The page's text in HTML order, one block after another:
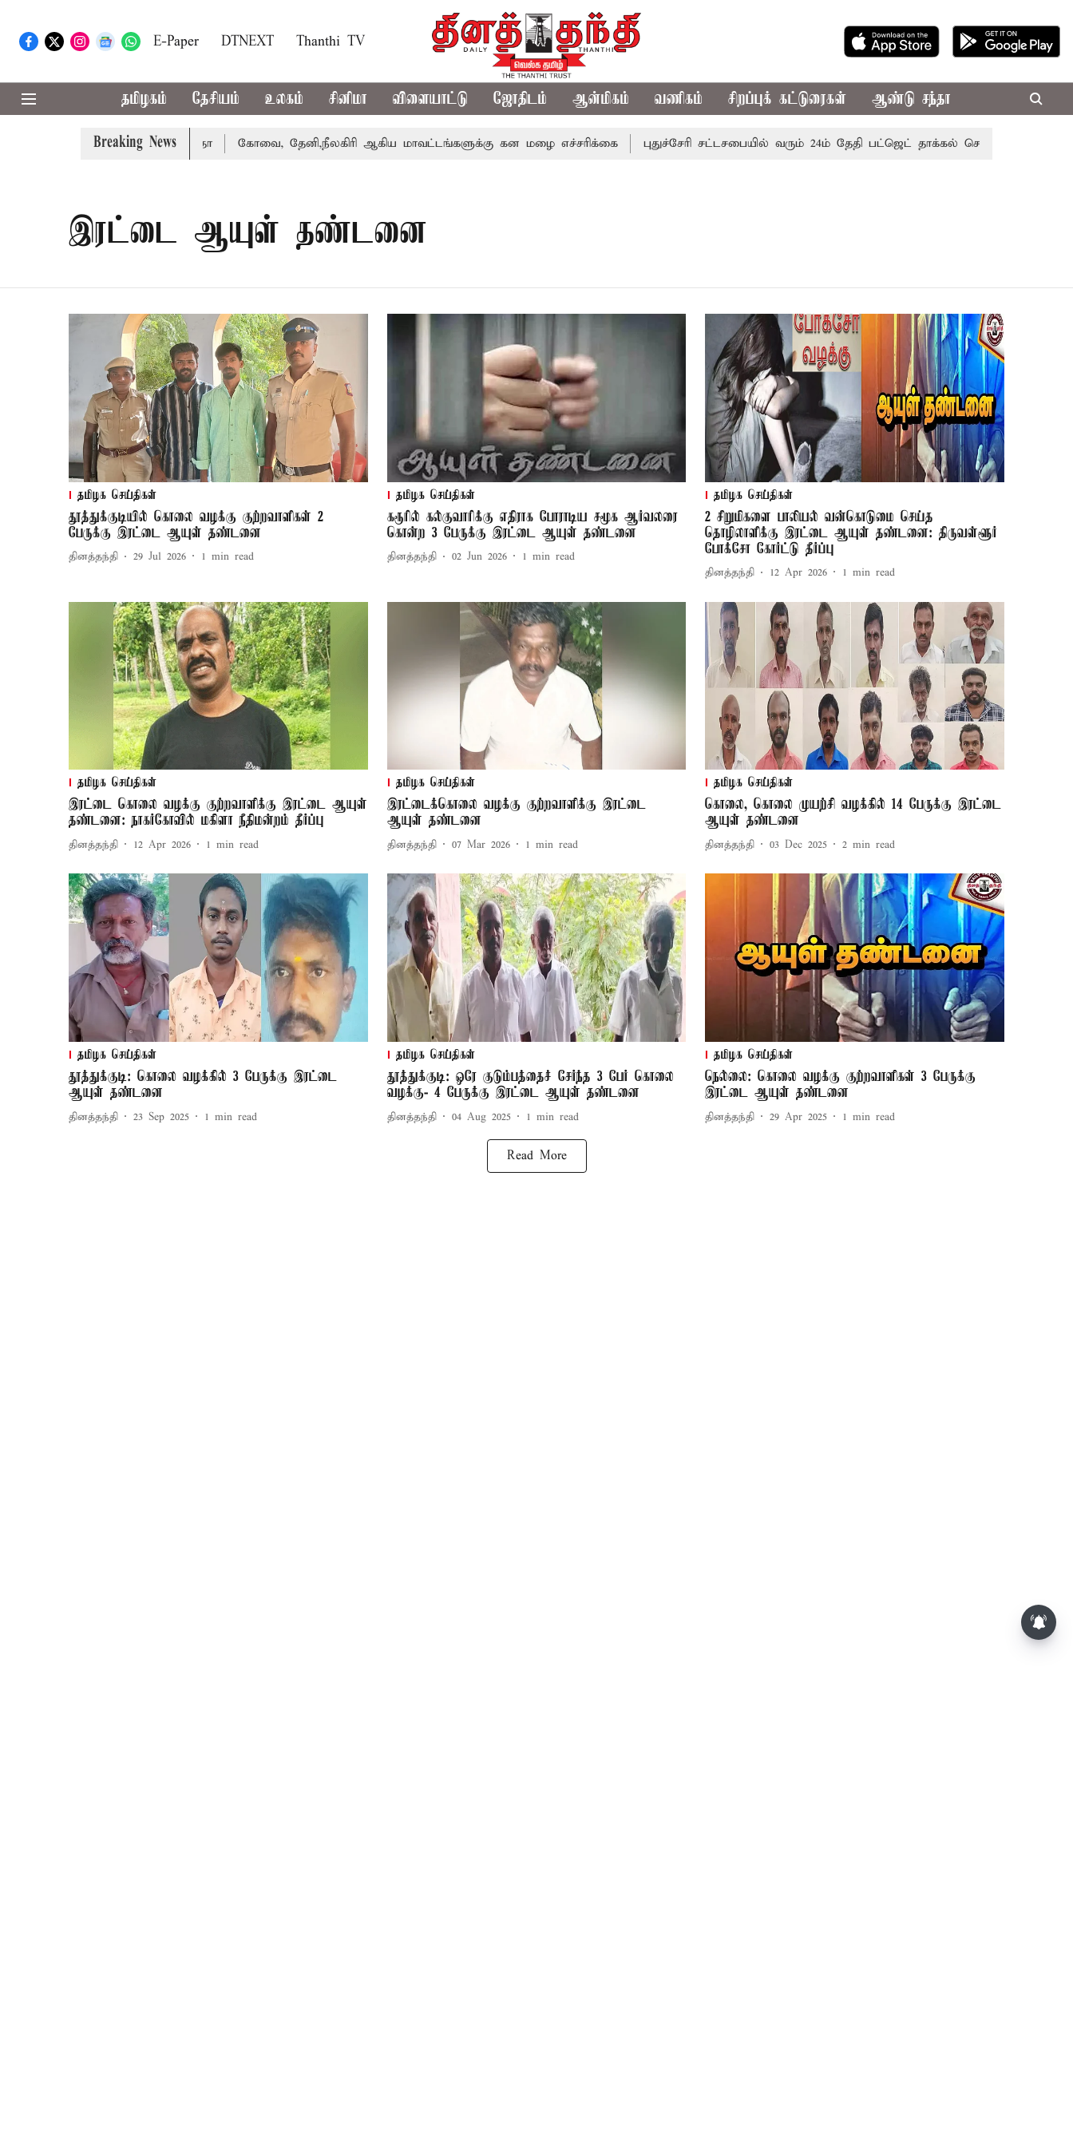
E-Paper DTNEXT Thanthi TV
தமிழகம் தேசியம் உலகம் சினிமா விளையாட்டு ஜோதிடம் ஆன்மிகம் வணிகம் சிறப்புக் கட்டுரைகள் ஆண்டு சந்தா
Breaking News
வழக்கை வாபஸ் பெற்றார் சங்கீதா கோவை, தேனி,நீலகிரி ஆகிய மாவட்டங்களுக்கு கன மழை எச்சரிக்கை புதுச்சேரி சட்டசபையில் வரும் 24ம் தேதி பட்ஜெட் தாக்கல் செய்கிறார் முதல்-
இரட்டை ஆயுள் தண்டனை
தமிழக செய்திகள்
தூத்துக்குடியில் கொலை வழக்கு குற்றவாளிகள் 2
பேருக்கு இரட்டை ஆயுள் தண்டனை
தினத்தந்தி 29 Jul 2026 1 min read
தமிழக செய்திகள்
கரூரில் கல்குவாரிக்கு எதிராக போராடிய சமூக ஆர்வலரை
கொன்ற 3 பேருக்கு இரட்டை ஆயுள் தண்டனை
தினத்தந்தி 02 Jun 2026 1 min read
தமிழக செய்திகள்
2 சிறுமிகளை பாலியல் வன்கொடுமை செய்த
தொழிலாளிக்கு இரட்டை ஆயுள் தண்டனை: திருவள்ளூர்
போக்சோ கோர்ட்டு தீர்ப்பு
தினத்தந்தி 12 Apr 2026 1 min read
தமிழக செய்திகள்
இரட்டை கொலை வழக்கு குற்றவாளிக்கு இரட்டை ஆயுள்
தண்டனை: நாகர்கோவில் மகிளா நீதிமன்றம் தீர்ப்பு
தினத்தந்தி 12 Apr 2026 1 min read
தமிழக செய்திகள்
இரட்டைக்கொலை வழக்கு குற்றவாளிக்கு இரட்டை
ஆயுள் தண்டனை
தினத்தந்தி 07 Mar 2026 1 min read
தமிழக செய்திகள்
கொலை, கொலை முயற்சி வழக்கில் 14 பேருக்கு இரட்டை
ஆயுள் தண்டனை
தினத்தந்தி 03 Dec 2025 2 min read
தமிழக செய்திகள்
தூத்துக்குடி: கொலை வழக்கில் 3 பேருக்கு இரட்டை
ஆயுள் தண்டனை
தினத்தந்தி 23 Sep 2025 1 min read
தமிழக செய்திகள்
தூத்துக்குடி: ஒரே குடும்பத்தைச் சேர்ந்த 3 பேர் கொலை
வழக்கு- 4 பேருக்கு இரட்டை ஆயுள் தண்டனை
தினத்தந்தி 04 Aug 2025 1 min read
தமிழக செய்திகள்
நெல்லை: கொலை வழக்கு குற்றவாளிகள் 3 பேருக்கு
இரட்டை ஆயுள் தண்டனை
தினத்தந்தி 29 Apr 2025 1 min read
Read More